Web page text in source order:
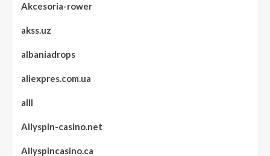
Akcesoria-rower
akss.uz
albaniadrops
aliexpres.com.ua
alll
Allyspin-casino.net
Allyspincasino.ca